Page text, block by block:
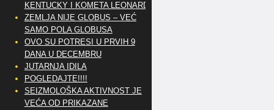
KENTUCKY I KOMETA LEONARD
ZEMLJA NIJE GLOBUS – VEĆ
SAMO POLA GLOBUSA
OVO SU POTRESI U PRVIH 9
DANA U DECEMBRU
JUTARNJA IDILA
POGLEDAJTE!!!!
SEIZMOLOŠKA AKTIVNOST JE
VEĆA OD PRIKAZANE